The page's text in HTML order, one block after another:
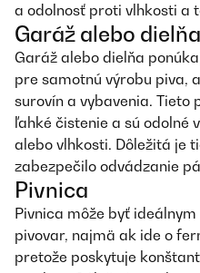
a odolnosť proti vlhkosti a
Garáž alebo dielňa
Garáž alebo dielňa
pre samotnú výrobu piva,
surovín a vybavenia. Tieto
ľahké čistenie a sú odolné
alebo vlhkosti. Dôležitá je
zabezpečilo odvádzanie
Pivnica
Pivnica môže byť
pivovar, najmä ak ide o
pretože poskytuje